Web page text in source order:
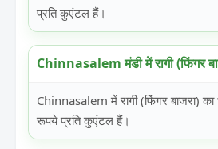
प्रति कुएंटल हैं।
Chinnasalem मंडी में रागी (फिंगर
Chinnasalem में रागी (फिंगर बाजरा)
रूपये प्रति कुएंटल हैं।